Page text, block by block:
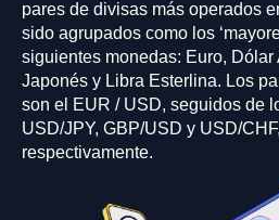
pares de divisas más operados
sido agrupados como los
siguientes monedas: Euro, Dólar
Japonés y Libra Esterlina. Los
son el EUR / USD, seguidos de
USD/JPY, GBP/USD y USD/CHF,
respectivamente.